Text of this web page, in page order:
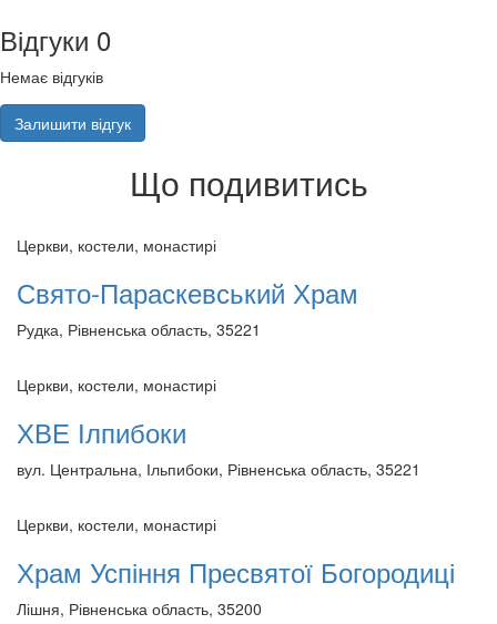
Відгуки 0
Немає відгуків
Залишити відгук
Що подивитись
Церкви, костели, монастирі
Свято-Параскевський Храм
Рудка, Рівненська область, 35221
Церкви, костели, монастирі
ХВЕ Ілпибоки
вул. Центральна, Ільпибоки, Рівненська область, 35221
Церкви, костели, монастирі
Храм Успіння Пресвятої Богородиці
Лішня, Рівненська область, 35200